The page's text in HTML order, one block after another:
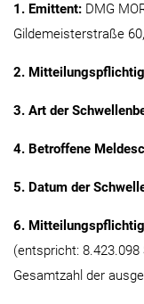
1. Emittent: DMG
Gildemeisterstraße
2.
3. Art der
4. Betroffene
5. Datum der
6.
(entspricht:
Gesamtzahl der